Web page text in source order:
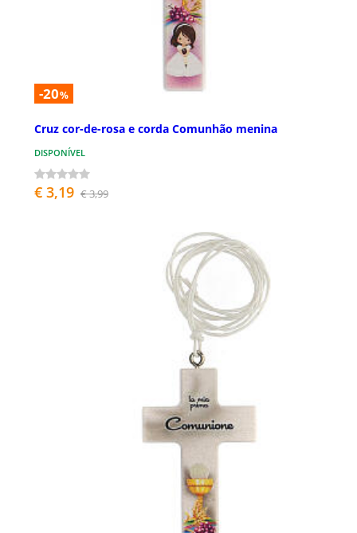
-20%
Cruz cor-de-rosa e corda Comunhão menina
DISPONÍVEL
€ 3,19 € 3,99